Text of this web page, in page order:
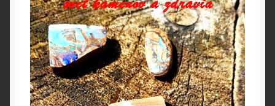
OBCHODNÉ PODMIENKY
Pokladňa
Zásady ochrany osobných údajov